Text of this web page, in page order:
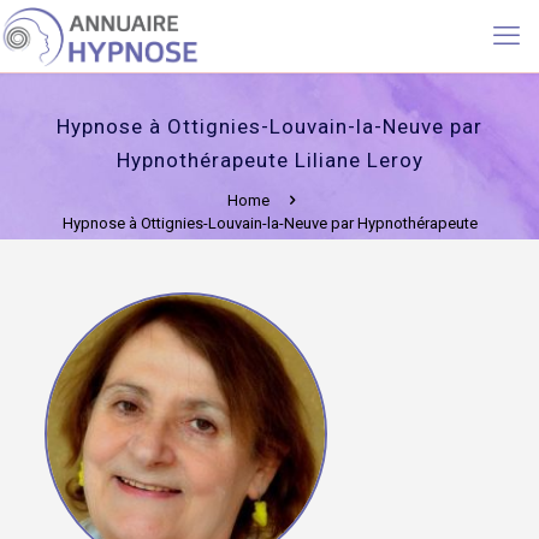
Hypnose à Ottignies-Louvain-la-Neuve par
Hypnothérapeute Liliane Leroy
Home
Hypnose à Ottignies-Louvain-la-Neuve par Hypnothérapeute